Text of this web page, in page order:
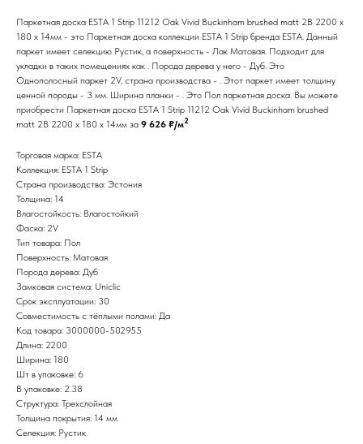
Паркетная доска ESTA 1 Strip 11212 Oak Vivid Buckinham brushed matt 2B 2200 x
180 x 14мм - это Паркетная доска коллекции ESTA 1 Strip бренда ESTA. Данный
паркет имеет селекцию Рустик, а поверхность - Лак Матовая. Подходит для
укладки в таких помещениях как . Порода дерева у него - Дуб. Это
Однополосный паркет 2V, страна производства - . Этот паркет имеет толщину
ценной породы - 3 мм. Ширина планки - . Это Пол паркетная доска. Вы можете
приобрести Паркетная доска ESTA 1 Strip 11212 Oak Vivid Buckinham brushed
matt 2B 2200 x 180 x 14мм за 9 626 ₽/м2
Торговая марка: ESTA
Коллекция: ESTA 1 Strip
Страна производства: Эстония
Толщина: 14
Влагостойкость: Влагостойкий
Фаска: 2V
Тип товара: Пол
Поверхность: Матовая
Порода дерева: Дуб
Замковая система: Uniclic
Срок эксплуатации: 30
Совместимость с тёплыми полами: Да
Код товара: 3000000-502955
Длина: 2200
Ширина: 180
Шт в упаковке: 6
В упаковке: 2.38
Структура: Трехслойная
Толщина покрытия: 14 мм
Селекция: Рустик